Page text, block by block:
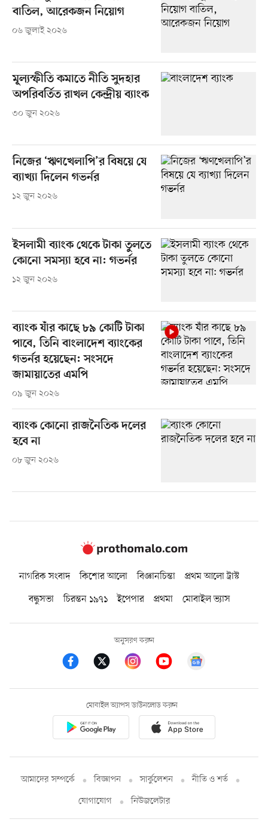
বাতিল, আরেকজন নিয়োগ
০৬ জুলাই ২০২৬
মূল্যস্ফীতি কমাতে নীতি সুদহার
অপরিবর্তিত রাখল কেন্দ্রীয় ব্যাংক
৩০ জুন ২০২৬
নিজের ‘ঋণখেলাপি’র বিষয়ে যে
ব্যাখ্যা দিলেন গভর্নর
১২ জুন ২০২৬
ইসলামী ব্যাংক থেকে টাকা তুলতে
কোনো সমস্যা হবে না: গভর্নর
১২ জুন ২০২৬
ব্যাংক যাঁর কাছে ৮৯ কোটি টাকা
পাবে, তিনি বাংলাদেশ ব্যাংকের
গভর্নর হয়েছেন: সংসদে
জামায়াতের এমপি
০৯ জুন ২০২৬
ব্যাংক কোনো রাজনৈতিক দলের
হবে না
০৮ জুন ২০২৬
নাগরিক সংবাদ কিশোর আলো বিজ্ঞানচিন্তা
প্রথম আলো ট্রাস্ট
বন্ধুসভা
চিরন্তন ১৯৭১ ইপেপার প্রথমা মোবাইল ভ্যাস
অনুসরণ করুন
মোবাইল অ্যাপস ডাউনলোড করুন
আমাদের সম্পর্কে বিজ্ঞাপন সার্কুলেশন
নীতি ও শর্ত
যোগাযোগ
নিউজলেটার